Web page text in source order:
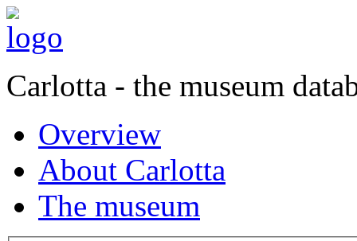
Carlotta - the museum
Overview
About Carlotta
The museum